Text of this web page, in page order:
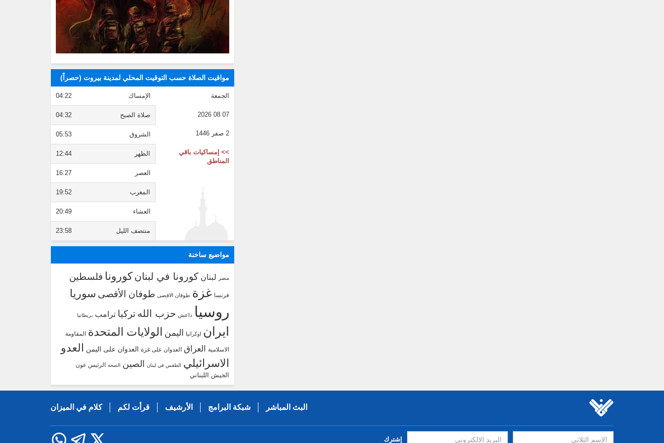
مواقيت الصلاة حسب التوقيت المحلي لمدينة بيروت (حصراً)
الجمعة
07 08 2026
2 صفر 1446
>> إمساكيات باقي
المناطق
الإمساك 04:22
صلاة الصبح 04:32
الشروق 05:53
الظهر 12:44
العصر 16:27
المغرب 19:52
العشاء 20:49
منتصف الليل 23:58
مواضيع ساخنة
مصر لبنان كورونا في لبنان كورونا فلسطين
فرنسا غزة طوفان الاقصى طوفان الأقصى سوريا
روسيا داعش حزب الله تركيا ترامب بريطانيا
ايران اوكرانيا اليمن الولايات المتحدة المقاومة
الاسلامية العراق العدوان على غزة العدوان على اليمن العدو
الاسرائيلي الطقس في لبنان الصين الصحة الرئيس عون
الجيش اللبناني
البث المباشر شبكة البرامج الأرشيف قرأت لكم كلام في الميزان
إشترك